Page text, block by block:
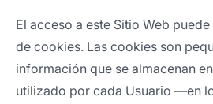
El acceso a este Sitio Web
de cookies. Las cookies son
información que se almacenan
utilizado por cada Usuario —en